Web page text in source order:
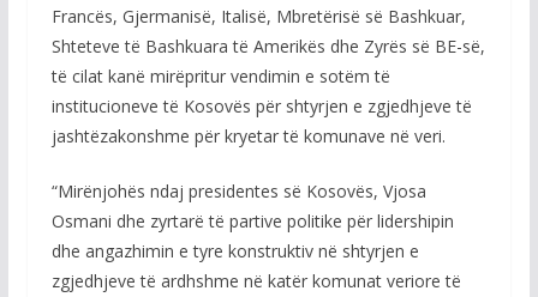
Francës, Gjermanisë, Italisë, Mbretërisë së Bashkuar,
Shteteve të Bashkuara të Amerikës dhe Zyrës së BE-së,
të cilat kanë mirëpritur vendimin e sotëm të
institucioneve të Kosovës për shtyrjen e zgjedhjeve të
jashtëzakonshme për kryetar të komunave në veri.
“Mirënjohës ndaj presidentes së Kosovës, Vjosa
Osmani dhe zyrtarë të partive politike për lidershipin
dhe angazhimin e tyre konstruktiv në shtyrjen e
zgjedhjeve të ardhshme në katër komunat veriore të